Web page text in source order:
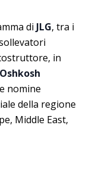
di JLG, tra i
in
Oshkosh
nomine
della regione
Middle East,